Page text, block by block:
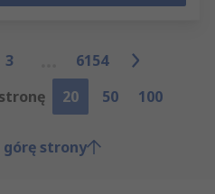
3
6154
20 50 100
strony